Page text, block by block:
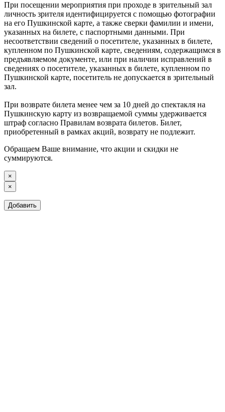
При посещении мероприятия при проходе в зрительный зал
личность зрителя идентифицируется с помощью фотографии
на его Пушкинской карте, а также сверки фамилии и имени,
указанных на билете, с паспортными данными. При
несоответствии сведений о посетителе, указанных в билете,
купленном по Пушкинской карте, сведениям, содержащимся в
предъявляемом документе, или при наличии исправлений в
сведениях о посетителе, указанных в билете, купленном по
Пушкинской карте, посетитель не допускается в зрительный
зал.
При возврате билета менее чем за 10 дней до спектакля на
Пушкинскую карту из возвращаемой суммы удерживается
штраф согласно Правилам возврата билетов. Билет,
приобретенный в рамках акций, возврату не подлежит.
Обращаем Ваше внимание, что акции и скидки не
суммируются.
×
×
Добавить